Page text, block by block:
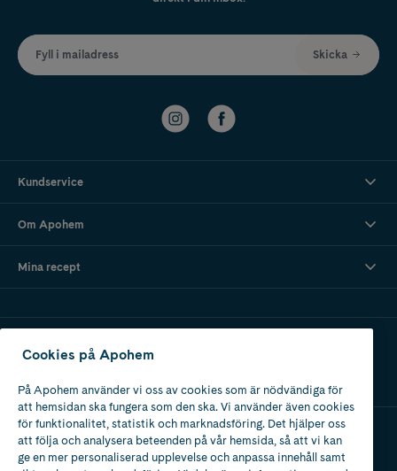
Fyll i mailadress Skicka
Kundservice
Om Apohem
Mina recept
Apotek med tillstånd
av Läkemedelsverket
Cookies på Apohem
På Apohem använder vi oss av cookies som är nödvändiga för
att hemsidan ska fungera som den ska. Vi använder även cookies
för funktionalitet, statistik och marknadsföring. Det hjälper oss
att följa och analysera beteenden på vår hemsida, så att vi kan
ge en mer personaliserad upplevelse och anpassa innehåll samt